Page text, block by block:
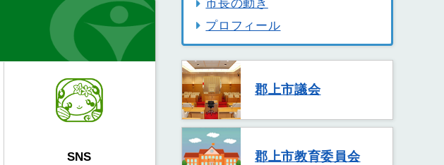
SNS
市長の動き
プロフィール
郡上市議会
郡上市教育委員会